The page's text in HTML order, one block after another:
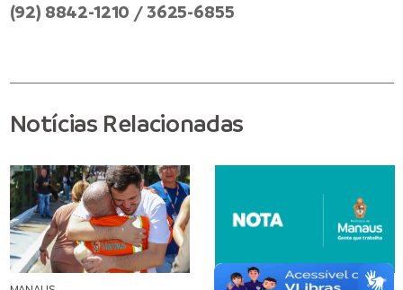
(92) 8842-1210 / 3625-6855
Notícias Relacionadas